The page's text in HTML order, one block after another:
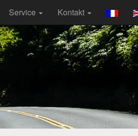
Service Kontakt